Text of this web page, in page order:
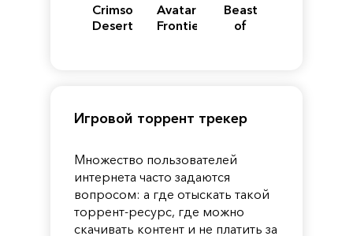
Crimson
Desert
Avatar:
Frontiers
Beast
of
Игровой торрент трекер
Множество пользователей
интернета часто задаются
вопросом: а где отыскать такой
торрент-ресурс, где можно
скачивать контент и не платить за